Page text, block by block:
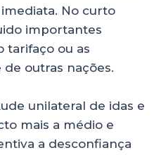
No curto
importantes
tarifaço ou as
de outras nações.
unilateral de idas e
mais a médio e
a desconfiança